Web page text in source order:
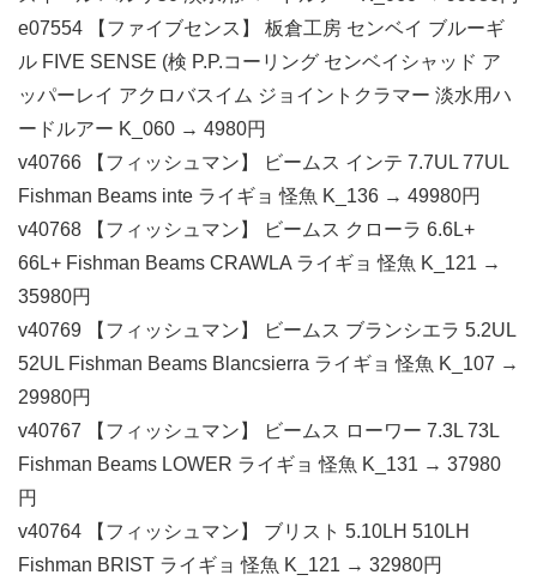
e07554 【ファイブセンス】 板倉工房 センベイ ブルーギ
ル FIVE SENSE (検 P.P.コーリング センベイシャッド ア
ッパーレイ アクロバスイム ジョイントクラマー 淡水用ハ
ードルアー K_060 → 4980円
v40766 【フィッシュマン】 ビームス インテ 7.7UL 77UL
Fishman Beams inte ライギョ 怪魚 K_136 → 49980円
v40768 【フィッシュマン】 ビームス クローラ 6.6L+
66L+ Fishman Beams CRAWLA ライギョ 怪魚 K_121 →
35980円
v40769 【フィッシュマン】 ビームス ブランシエラ 5.2UL
52UL Fishman Beams Blancsierra ライギョ 怪魚 K_107 →
29980円
v40767 【フィッシュマン】 ビームス ローワー 7.3L 73L
Fishman Beams LOWER ライギョ 怪魚 K_131 → 37980
円
v40764 【フィッシュマン】 ブリスト 5.10LH 510LH
Fishman BRIST ライギョ 怪魚 K_121 → 32980円